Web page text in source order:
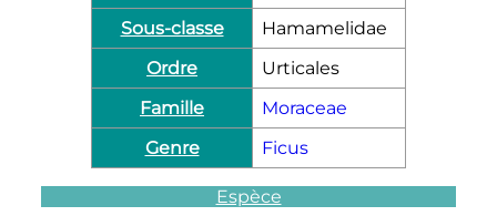
Sous-classe
Hamamelidae
Ordre
Urticales
Famille
Moraceae
Genre
Ficus
Espèce